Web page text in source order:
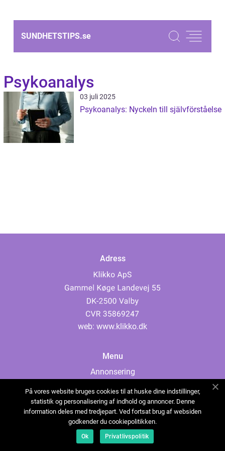
SUNDHETSTIPS.se
Psykoanalys
03 juli 2025
Psykoanalys: Nyckeln till självförståelse
Adress
web: www.klikko.dk
Menu
Annonsering
Cookies
Kontakta oss
Sitemap
På vores website bruges cookies til at huske dine indstillinger,
statistik og personalisering af indhold og annoncer. Denne
information deles med tredjepart. Ved fortsat brug af websiden
godkender du cookiepolitikken.
Ok Privatlivspolitik